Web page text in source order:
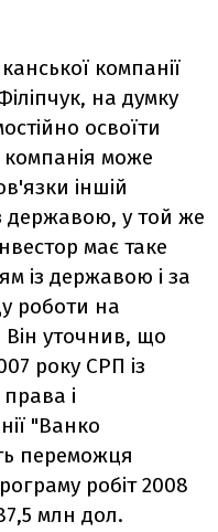
компанії
на думку
освоїти
може
іншій
державою, у той же
має таке
із державою і за
роботи на
Він уточнив, що
року СРП із
і
"Ванко
переможця
робіт 2008
млн дол.